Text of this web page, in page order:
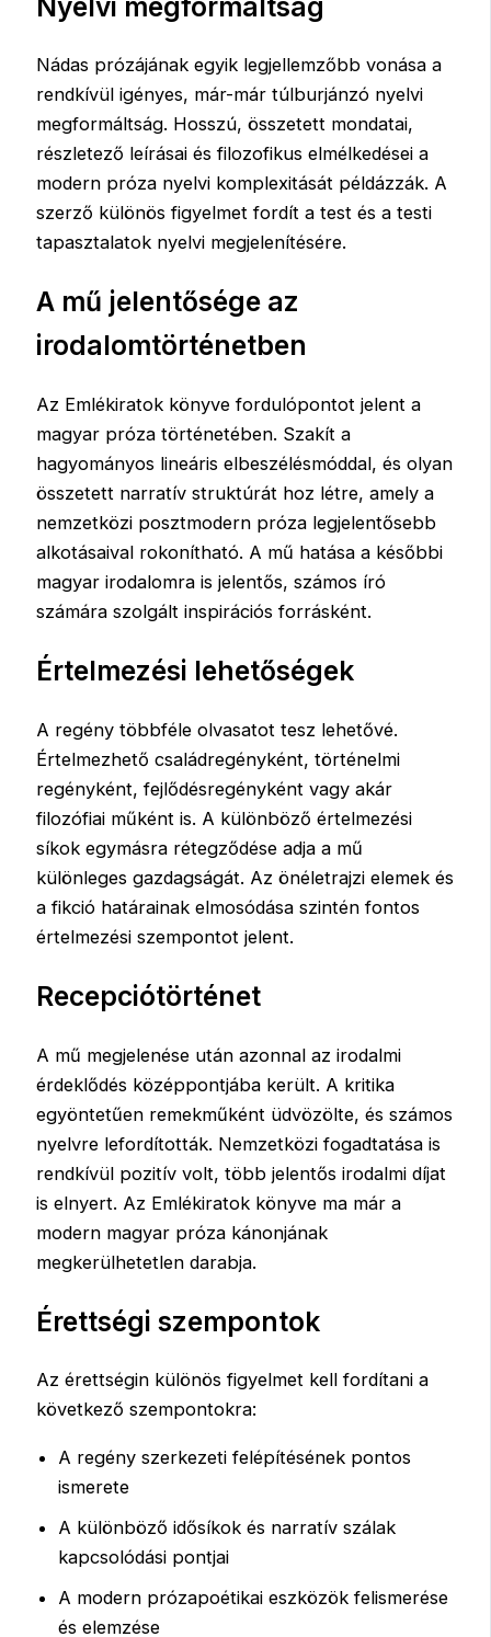
Nádas prózájának egyik legjellemzőbb vonása a
rendkívül igényes, már-már túlburjánzó nyelvi
megformáltság. Hosszú, összetett mondatai,
részletező leírásai és filozofikus elmélkedései a
modern próza nyelvi komplexitását példázzák. A
szerző különös figyelmet fordít a test és a testi
tapasztalatok nyelvi megjelenítésére.
A mű jelentősége az
irodalomtörténetben
Az Emlékiratok könyve fordulópontot jelent a
magyar próza történetében. Szakít a
hagyományos lineáris elbeszélésmóddal, és olyan
összetett narratív struktúrát hoz létre, amely a
nemzetközi posztmodern próza legjelentősebb
alkotásaival rokonítható. A mű hatása a későbbi
magyar irodalomra is jelentős, számos író
számára szolgált inspirációs forrásként.
Értelmezési lehetőségek
A regény többféle olvasatot tesz lehetővé.
Értelmezhető családregényként, történelmi
regényként, fejlődésregényként vagy akár
filozófiai műként is. A különböző értelmezési
síkok egymásra rétegződése adja a mű
különleges gazdagságát. Az önéletrajzi elemek és
a fikció határainak elmosódása szintén fontos
értelmezési szempontot jelent.
Recepciótörténet
A mű megjelenése után azonnal az irodalmi
érdeklődés középpontjába került. A kritika
egyöntetűen remekműként üdvözölte, és számos
nyelvre lefordították. Nemzetközi fogadtatása is
rendkívül pozitív volt, több jelentős irodalmi díjat
is elnyert. Az Emlékiratok könyve ma már a
modern magyar próza kánonjának
megkerülhetetlen darabja.
Érettségi szempontok
Az érettségin különös figyelmet kell fordítani a
következő szempontokra:
A regény szerkezeti felépítésének pontos
ismerete
A különböző idősíkok és narratív szálak
kapcsolódási pontjai
A modern prózapoétikai eszközök felismerése
és elemzése